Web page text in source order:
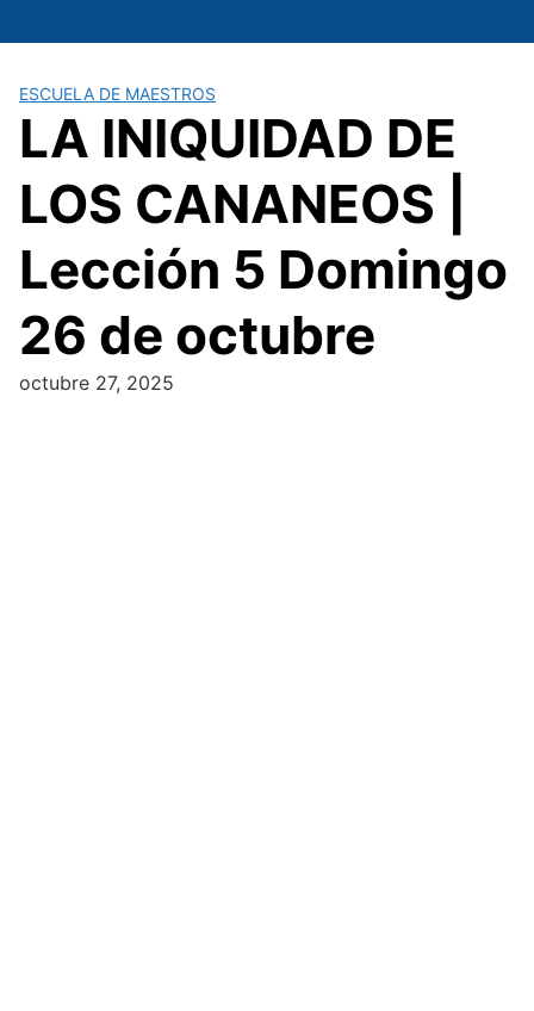
al
ESCUELA DE MAESTROS
LA INIQUIDAD DE
LOS CANANEOS |
Lección 5 Domingo
26 de octubre
octubre 27, 2025